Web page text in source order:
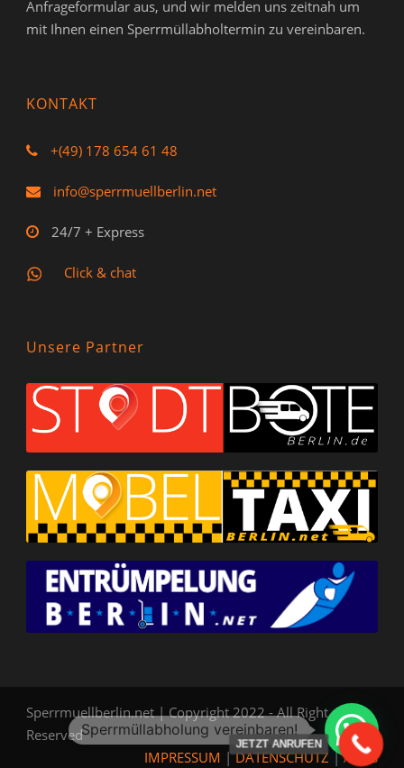
Anfrageformular aus, und wir melden uns zeitnah um
mit Ihnen einen Sperrmüllabholtermin zu vereinbaren.
KONTAKT
+(49) 178 654 61 48
info@sperrmuellberlin.net
24/7 + Express
Click & chat
Unsere Partner
Sperrmuellberlin.net | Copyright 2022 - All Right
Reserved
IMPRESSUM |DATENSCHUTZ |AGBs
1
JETZT ANRUFEN